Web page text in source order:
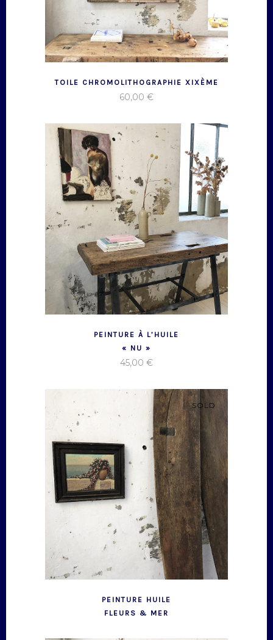
TOILE CHROMOLITHOGRAPHIE XIXÈME
60,00 €
PEINTURE À L’HUILE
« NU »
45,00 €
SOLD
PEINTURE HUILE
FLEURS & MER